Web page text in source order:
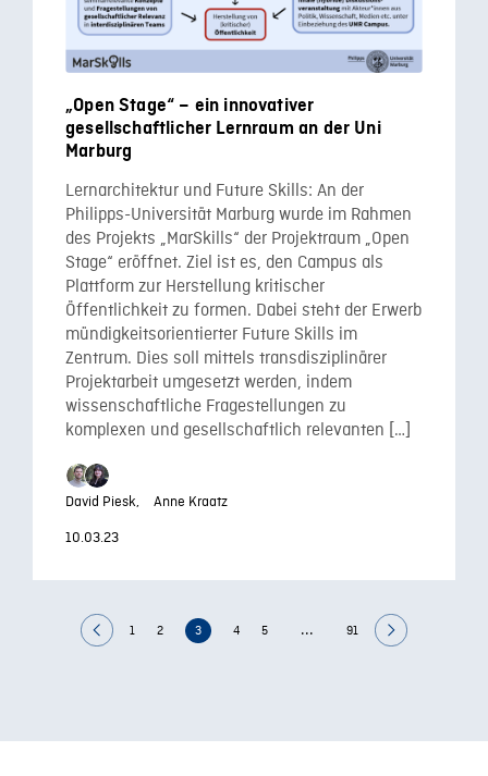
„Open Stage“ – ein innovativer
gesellschaftlicher Lernraum an der Uni
Marburg
Lernarchitektur und Future Skills: An der
Philipps-Universität Marburg wurde im Rahmen
des Projekts „MarSkills“ der Projektraum „Open
Stage“ eröffnet. Ziel ist es, den Campus als
Plattform zur Herstellung kritischer
Öffentlichkeit zu formen. Dabei steht der Erwerb
mündigkeitsorientierter Future Skills im
Zentrum. Dies soll mittels transdisziplinärer
Projektarbeit umgesetzt werden, indem
wissenschaftliche Fragestellungen zu
komplexen und gesellschaftlich relevanten […]
David Piesk,
Anne Kraatz
10.03.23
1 2 3 4 5 ... 91